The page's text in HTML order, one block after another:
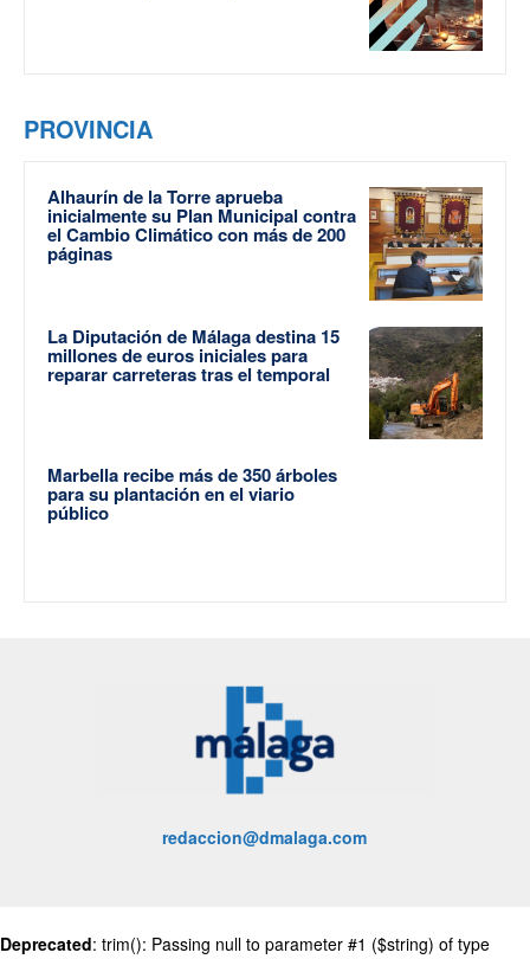
PROVINCIA
Alhaurín de la Torre aprueba
inicialmente su Plan Municipal contra
el Cambio Climático con más de 200
páginas
La Diputación de Málaga destina 15
millones de euros iniciales para
reparar carreteras tras el temporal
Marbella recibe más de 350 árboles
para su plantación en el viario
público
redaccion@dmalaga.com
Deprecated: trim(): Passing null to parameter #1 ($string) of type